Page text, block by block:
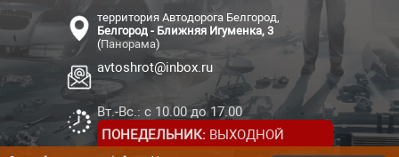
территория Автодорога Белгород,
Белгород - Ближняя Игуменка, 3
(Панорама)
avtoshrot@inbox.ru
Вт.-Вс.: с 10.00 до 17.00
ПОНЕДЕЛЬНИК: ВЫХОДНОЙ